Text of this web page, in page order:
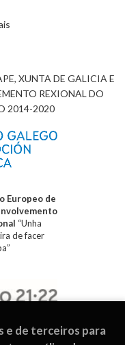
XUNTA DE GALICIA E
REXIONAL DO
2014-2020
Europeo de
“Unha
de facer
e de terceiros para